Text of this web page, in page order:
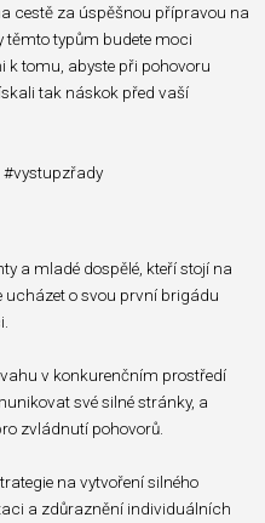
cestě za úspěšnou přípravou na
těmto typům budete moci
k tomu, abyste při pohovoru
tak náskok před vaší
#vystupzřady
a mladé dospělé, kteří stojí na
ucházet o svou první brigádu
v konkurenčním prostředí
své silné stránky, a
zvládnutí pohovorů.⁣
na vytvoření silného
a zdůraznění individuálních